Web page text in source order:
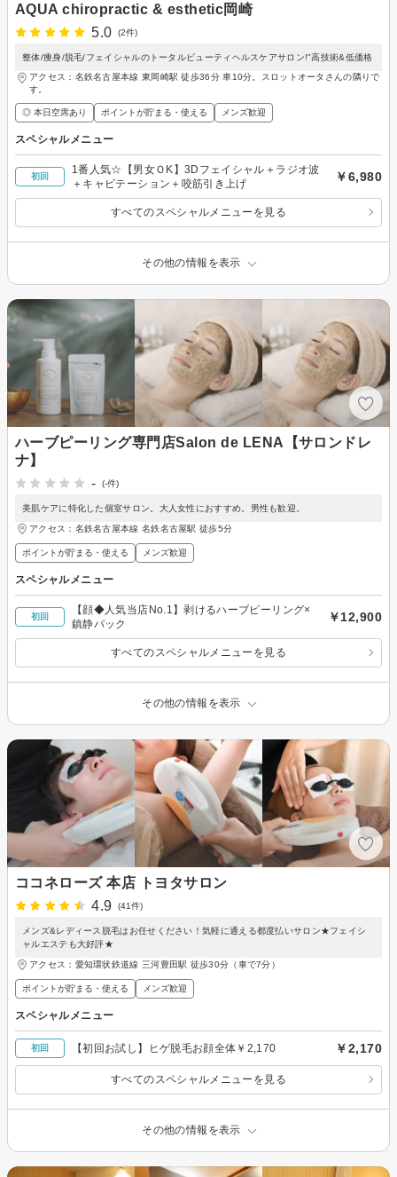
AQUA chiropractic & esthetic岡崎
5.0
(2件)
整体/痩身/脱毛/フェイシャルのトータルビューティヘルスケアサロン!"高技術&低価格
アクセス：名鉄名古屋本線 東岡崎駅 徒歩36分 車10分。スロットオータさんの隣りで
す。
◎ 本日空席あり ポイントが貯まる・使える メンズ歓迎
スペシャルメニュー
初回
1番人気☆【男女ＯK】3Dフェイシャル＋ラジオ波
＋キャビテーション＋咬筋引き上げ
￥6,980
すべてのスペシャルメニューを見る
その他の情報を表示
ハーブピーリング専門店Salon de LENA【サロンドレ
ナ】
-
(-件)
美肌ケアに特化した個室サロン。大人女性におすすめ。男性も歓迎。
アクセス：名鉄名古屋本線 名鉄名古屋駅 徒歩5分
ポイントが貯まる・使える メンズ歓迎
スペシャルメニュー
初回
【顔◆人気当店No.1】剥けるハーブピーリング×
鎮静パック
￥12,900
すべてのスペシャルメニューを見る
その他の情報を表示
ココネローズ 本店 トヨタサロン
4.9
(41件)
メンズ&レディース脱毛はお任せください！気軽に通える都度払いサロン★フェイシ
ャルエステも大好評★
アクセス：愛知環状鉄道線 三河豊田駅 徒歩30分（車で7分）
ポイントが貯まる・使える メンズ歓迎
スペシャルメニュー
初回 【初回お試し】ヒゲ脱毛お顔全体￥2,170 ￥2,170
すべてのスペシャルメニューを見る
その他の情報を表示